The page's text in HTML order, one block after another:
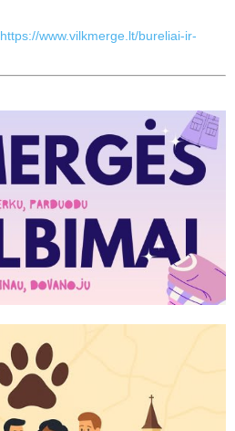
https://www.vilkmerge.lt/bureliai-ir-